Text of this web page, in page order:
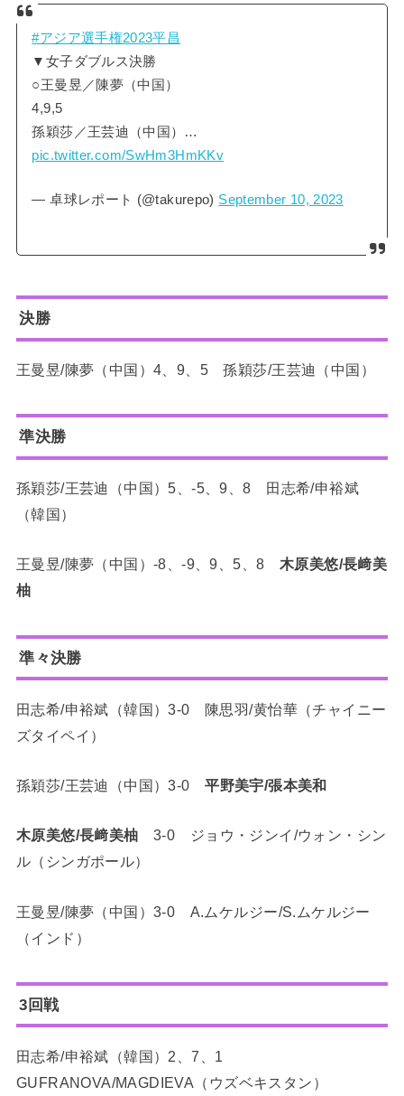
#アジア選手権2023平昌
▼女子ダブルス決勝
○王曼昱／陳夢（中国）
4,9,5
孫穎莎／王芸迪（中国）…
pic.twitter.com/SwHm3HmKKv
— 卓球レポート (@takurepo) September 10, 2023
決勝
王曼昱/陳夢（中国）4、9、5 孫穎莎/王芸迪（中国）
準決勝
孫穎莎/王芸迪（中国）5、-5、9、8 田志希/申裕斌
（韓国）
王曼昱/陳夢（中国）-8、-9、9、5、8 木原美悠/長﨑美
柚
準々決勝
田志希/申裕斌（韓国）3-0 陳思羽/黄怡華（チャイニー
ズタイペイ）
孫穎莎/王芸迪（中国）3-0平野美宇/張本美和
木原美悠/長﨑美柚 3-0 ジョウ・ジンイ/ウォン・シン
ル（シンガポール）
王曼昱/陳夢（中国）3-0 A.ムケルジー/S.ムケルジー
（インド）
3回戦
田志希/申裕斌（韓国）2、7、1
GUFRANOVA/MAGDIEVA（ウズベキスタン）